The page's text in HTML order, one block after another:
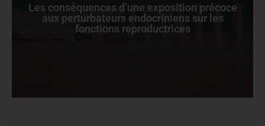
Les conséquences d’une exposition précoce
aux perturbateurs endocriniens sur les
fonctions reproductrices